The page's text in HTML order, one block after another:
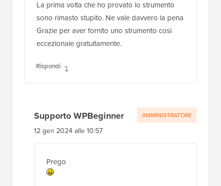
La prima volta che ho provato lo strumento
sono rimasto stupito. Ne vale davvero la pena
Grazie per aver fornito uno strumento così
eccezionale gratuitamente.
Rispondi
Supporto WPBeginner
12 gen 2024 alle 10:57
Prego
AMMINISTRATORE